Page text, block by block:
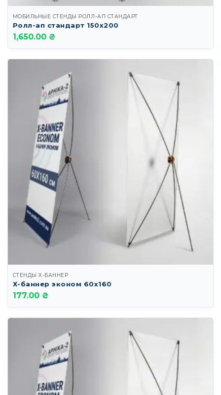
МОБИЛЬНЫЕ СТЕНДЫ РОЛЛ-АП СТАНДАРТ
Ролл-ап стандарт 150х200
1,650.00 ₴
СТЕНДЫ Х-БАННЕР
Х-баннер эконом 60х160
177.00 ₴